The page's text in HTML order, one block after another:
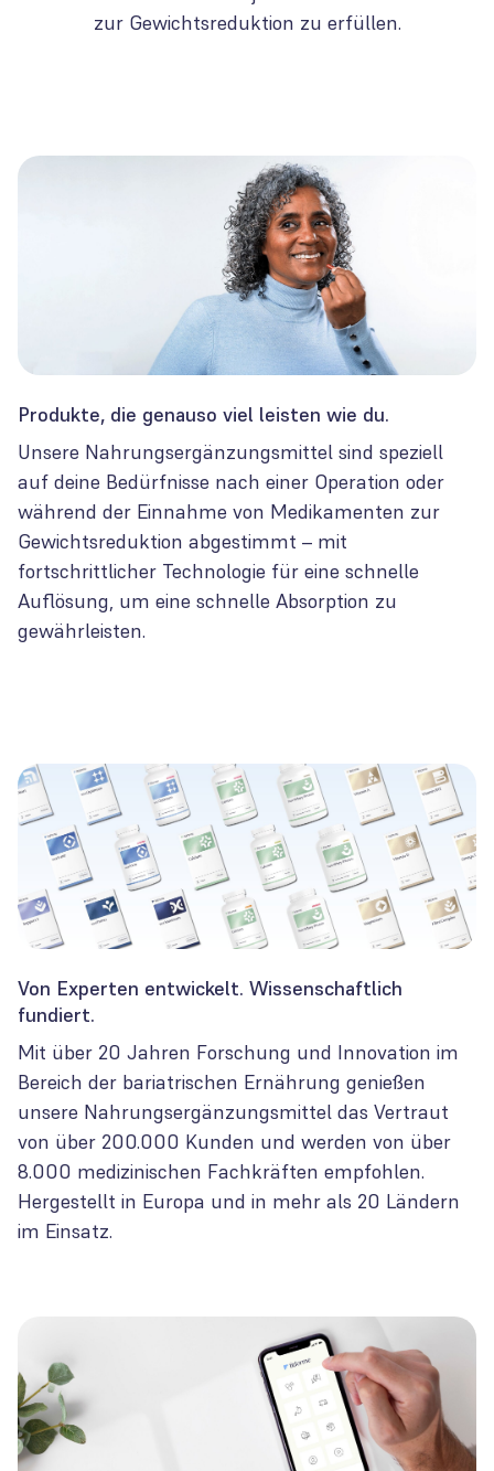
zur Gewichtsreduktion zu erfüllen.
Produkte, die genauso viel leisten wie du.
Unsere Nahrungsergänzungsmittel sind speziell
auf deine Bedürfnisse nach einer Operation oder
während der Einnahme von Medikamenten zur
Gewichtsreduktion abgestimmt – mit
fortschrittlicher Technologie für eine schnelle
Auflösung, um eine schnelle Absorption zu
gewährleisten.
Von Experten entwickelt. Wissenschaftlich
fundiert.
Mit über 20 Jahren Forschung und Innovation im
Bereich der bariatrischen Ernährung genießen
unsere Nahrungsergänzungsmittel das Vertraut
von über 200.000 Kunden und werden von über
8.000 medizinischen Fachkräften empfohlen.
Hergestellt in Europa und in mehr als 20 Ländern
im Einsatz.